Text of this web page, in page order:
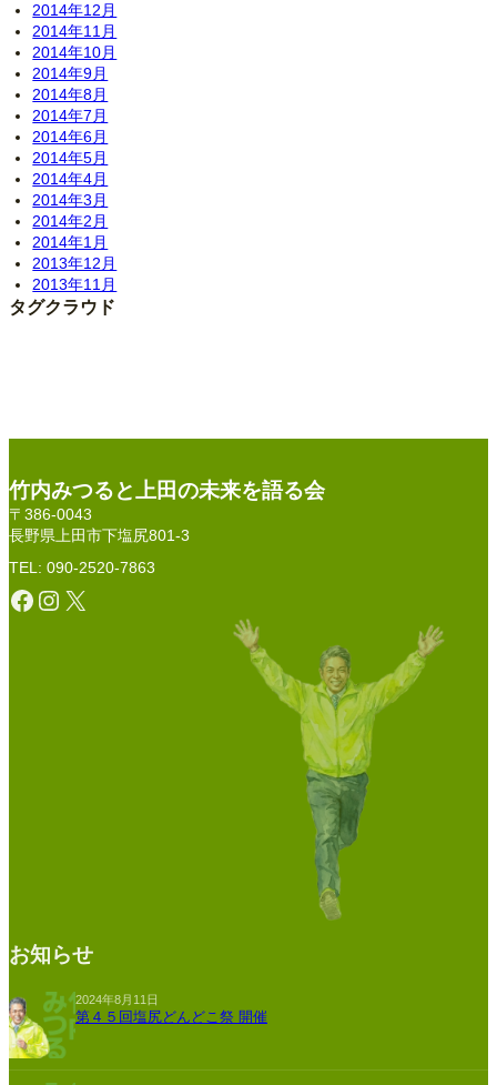
2014年12月
2014年11月
2014年10月
2014年9月
2014年8月
2014年7月
2014年6月
2014年5月
2014年4月
2014年3月
2014年2月
2014年1月
2013年12月
2013年11月
タグクラウド
竹内みつると上田の未来を語る会
〒386-0043
長野県上田市下塩尻801-3
TEL: 090-2520-7863
Facebook Instagram X
お知らせ
2024年8月11日
第４５回塩尻どんどこ祭 開催